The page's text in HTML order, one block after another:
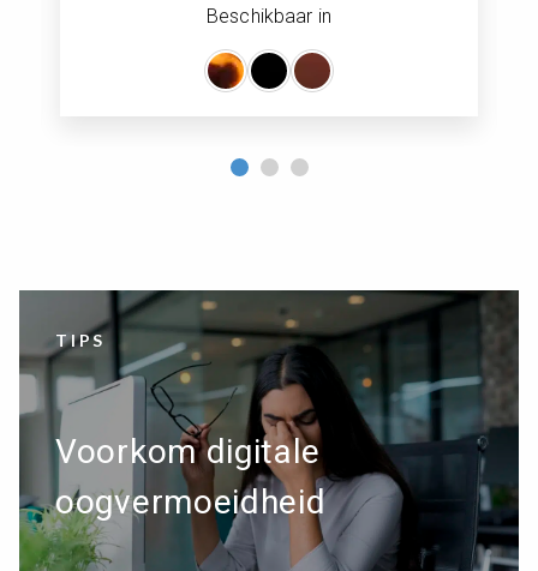
Beschikbaar in
TIPS
Voorkom digitale
oogvermoeidheid